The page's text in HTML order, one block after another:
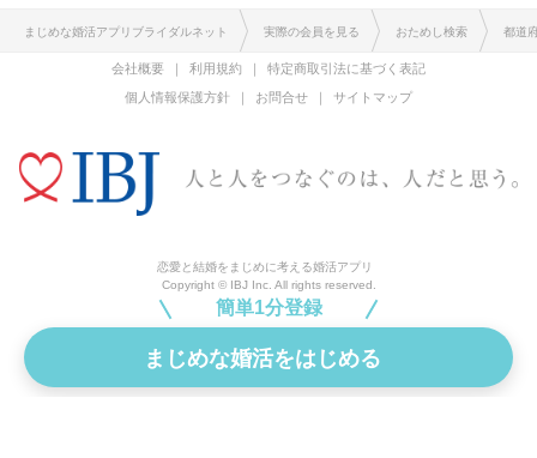
簡単1分登録
まじめな婚活をはじめる
まじめな婚活アプリブライダルネット 実際の会員を見る おためし検索 都道
会社概要 利用規約
特定商取引法に基づく表記
個人情報保護方針
お問合せ サイトマップ
恋愛と結婚をまじめに考える婚活アプリ
Copyright © IBJ Inc. All rights reserved.